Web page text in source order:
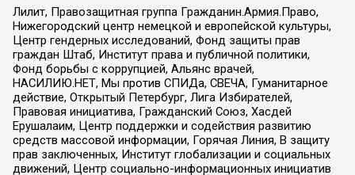
Лилит, Правозащитная группа Гражданин.Армия.Право,
Нижегородский центр немецкой и европейской культуры,
Центр гендерных исследований, Фонд защиты прав
граждан Штаб, Институт права и публичной политики,
Фонд борьбы с коррупцией, Альянс врачей,
НАСИЛИЮ.НЕТ, Мы против СПИДа, СВЕЧА, Гуманитарное
действие, Открытый Петербург, Лига Избирателей,
Правовая инициатива, Гражданский Союз, Хасдей
Ерушалаим, Центр поддержки и содействия развитию
средств массовой информации, Горячая Линия, В защиту
прав заключенных, Институт глобализации и социальных
движений, Центр социально-информационных инициатив